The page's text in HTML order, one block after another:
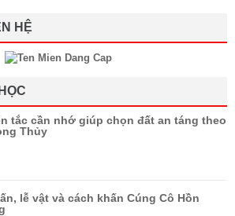
HỆ
tắc cần nhớ giúp chọn đất an táng theo
Thủy
lễ vật và cách khấn Cúng Cô Hồn